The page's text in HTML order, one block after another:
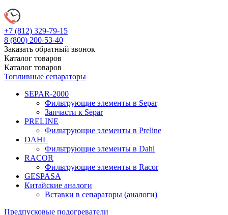
+7 (812) 329-79-15
8 (800) 200-53-40
Заказать обратный звонок
Каталог товаров
Каталог товаров
Топливные сепараторы
SEPAR-2000
Фильтрующие элементы в Separ
Запчасти к Separ
PRELINE
Фильтрующие элементы в Preline
DAHL
Фильтрующие элементы в Dahl
RACOR
Фильтрующие элементы в Racor
GESPASA
Китайские аналоги
Вставки в сепараторы (аналоги)
Предпусковые подогреватели